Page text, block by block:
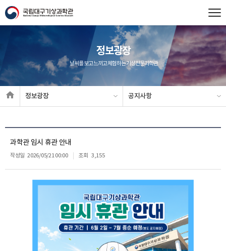
정보광장
날씨를 보고 느끼고 체험하는 기상전문과학관
정보광장 공지사항
과학관 임시 휴관 안내
작성일 2026/05/21 00:00 조회 3,155